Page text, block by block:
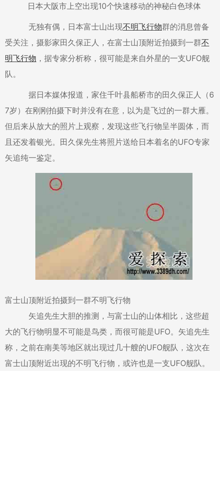
日本大阪市上空出现10个快速移动的神秘白色球体
无独有偶，日本富士山出现不明飞行物群的消息曾备
受关注，摄影家田久保正人，在富士山顶附近拍摄到一群不
明飞行物 ，据专家分析称，很可能是来自外星的一支UFO舰
队。
据日本媒体报道，家住千叶县船桥市的田久保正人（6
7岁）在刚刚拍摄下时并没有在意，以为是飞过的一群大雁。
但后来从放大的照片上观察，发现这些飞行物呈半圆体，而
且还发着银光。田久保先生将照片送给日本着名的UFO专家
矢追纯一鉴定。
富士山顶附近拍摄到一群不明飞行物
矢追先生大胆的推测，与富士山的山体相比，这些超
大的飞行物明显不可能是鸟类，而很可能是UFO。矢追先生
称，之前在南美等地区就出现过几十艘的UFO舰队，这次在
富士山顶附近出现的不明飞行物，或许也是一支UFO舰队。